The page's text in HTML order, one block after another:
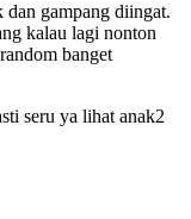
gampang diingat.
kalau lagi nonton
banget
seru ya lihat anak2